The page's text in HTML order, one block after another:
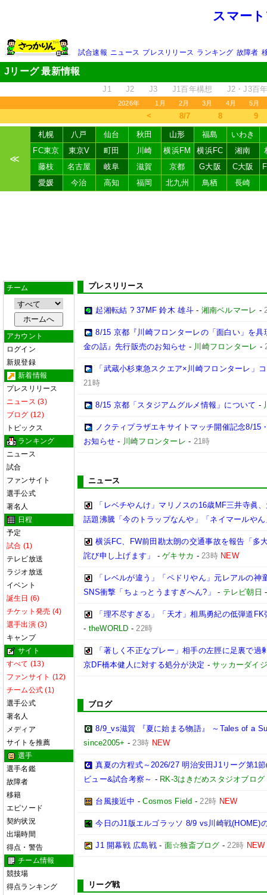
スマー
試合速報 ニュース プレスリリース ランキング 故障者
Jリーグ 最新情報
J1 J2 J3 J1百年構想 J2・J3百
2026年 1月 2月 3月 4月 5月
＜ 8/7 8 9
≪
札幌 八戸 仙台 秋田 山形 福島
いわき
FC東京
東京V 町田 川崎 横浜FM 横浜FC 湘南
藤枝
名古屋 岐阜 滋賀 京都 G大阪 C大阪
愛媛
今治 高知 福岡 北九州 鳥栖 長崎
チーム
アカウント
ログイン
新規登録
新着情報
プレスリリース
ニュース (3)
ブログ (12)
トピックス
ランキング
ニュース
試合
ファンサイト
選手公式
著名人
日程
予定
試合 (1)
テレビ放送
ラジオ放送
イベント
誕生日 (6)
チケット発売 (4)
選手出演 (3)
キャンプ
サイト
すべて (13)
ファンサイト (12)
チーム公式 (1)
選手公式
著名人
メディア
サイトを推薦
選手
選手名鑑
故障者
移籍
エピソード
契約状況
出場時間
得点・警告
チーム情報
競技場
得点ランキング
プレスリリース
起湘転結 ? 37MF 鈴木 雄斗- 湘南ベルマーレ -
8/15 京都『川崎フロンターレの「面白い」を
金の話』先行販売のお知らせ - 川崎フロンターレ -
「武蔵小杉東急スクエア×川崎フロンターレ」
21時
8/15 京都「スタジアムグルメ情報」について -
ノクティプラザエキサイトマッチ開催記念8/
お知らせ - 川崎フロンターレ - 21時
ニュース
「レベチやんけ」マリノスの16歳MF三井寺眞
話題沸騰「今のトラップなんや」「ネイマールやん
横浜FC、FW前田勘太朗の交通事故を報告「多
詫び申し上げます」
-ゲキサカ -23時 NEW
「レベルが違う」「ペドリやん」元レアルの
SNS衝撃「ちょっとうますぎへん?」
- テレビ朝日
「理不尽すぎる」「天才」相馬勇紀の低弾道
- theWORLD -22時
「著しく不正なプレー」相手の左脛に足裏で
京DF橋本健人に対する処分が決定 -サッカーダイ
ブログ
8/9_vs滋賀 『夏に始まる物語』 ～Tales of a
since2005+ -23時 NEW
真夏の方程式～2026/27 明治安田J1リーグ第1
ビュー&試合考察～ - RK-3はきだめスタジオブログ
台風接近中 -Cosmos Field -22時 NEW
今日のJ1版エルゴラッソ 8/9 vs川崎戦(HOME)
J1 開幕戦 広島戦- 面☆独斎ブログ -22時 NEW
リーグ戦